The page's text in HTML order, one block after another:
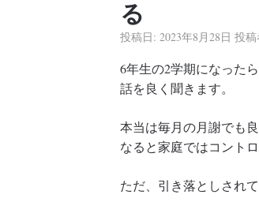
る
投稿日: 2023年8月28日 投稿
6年生の2学期になった
話を良く聞きます。
本当は毎月の月謝でも
なると家庭ではコント
ただ、引き落としされて